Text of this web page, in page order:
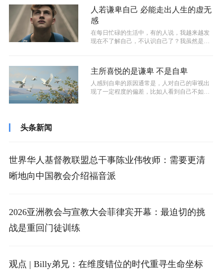
人若谦卑自己 必能走出人生的虚无
感
在每日忙碌的生活中，有的人说，我越来越发
现在不了解自己，不认识自己了？我虽然是基
主所喜悦的是谦卑 不是自卑
人感到自卑的原因通常是，人对自己的审视出
现了一定程度的偏差，比如人看到自己不如别
头条新闻
世界华人基督教联盟总干事陈业伟牧师：需要更清
晰地向中国教会介绍福音派
2026亚洲教会与宣教大会菲律宾开幕：最迫切的挑
战是重回门徒训练
观点 | Billy弟兄：在维度错位的时代重寻生命坐标